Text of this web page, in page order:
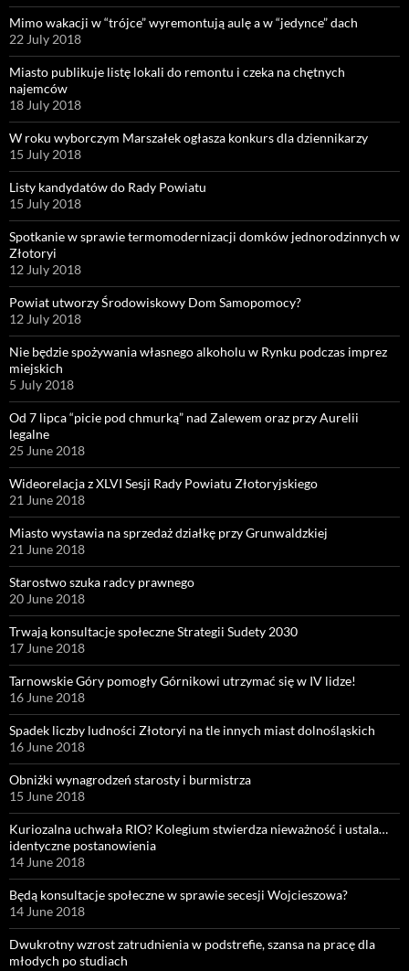
Mimo wakacji w “trójce” wyremontują aulę a w “jedynce” dach
22 July 2018
Miasto publikuje listę lokali do remontu i czeka na chętnych
najemców
18 July 2018
W roku wyborczym Marszałek ogłasza konkurs dla dziennikarzy
15 July 2018
Listy kandydatów do Rady Powiatu
15 July 2018
Spotkanie w sprawie termomodernizacji domków jednorodzinnych w
Złotoryi
12 July 2018
Powiat utworzy Środowiskowy Dom Samopomocy?
12 July 2018
Nie będzie spożywania własnego alkoholu w Rynku podczas imprez
miejskich
5 July 2018
Od 7 lipca “picie pod chmurką” nad Zalewem oraz przy Aurelii
legalne
25 June 2018
Wideorelacja z XLVI Sesji Rady Powiatu Złotoryjskiego
21 June 2018
Miasto wystawia na sprzedaż działkę przy Grunwaldzkiej
21 June 2018
Starostwo szuka radcy prawnego
20 June 2018
Trwają konsultacje społeczne Strategii Sudety 2030
17 June 2018
Tarnowskie Góry pomogły Górnikowi utrzymać się w IV lidze!
16 June 2018
Spadek liczby ludności Złotoryi na tle innych miast dolnośląskich
16 June 2018
Obniżki wynagrodzeń starosty i burmistrza
15 June 2018
Kuriozalna uchwała RIO? Kolegium stwierdza nieważność i ustala…
identyczne postanowienia
14 June 2018
Będą konsultacje społeczne w sprawie secesji Wojcieszowa?
14 June 2018
Dwukrotny wzrost zatrudnienia w podstrefie, szansa na pracę dla
młodych po studiach